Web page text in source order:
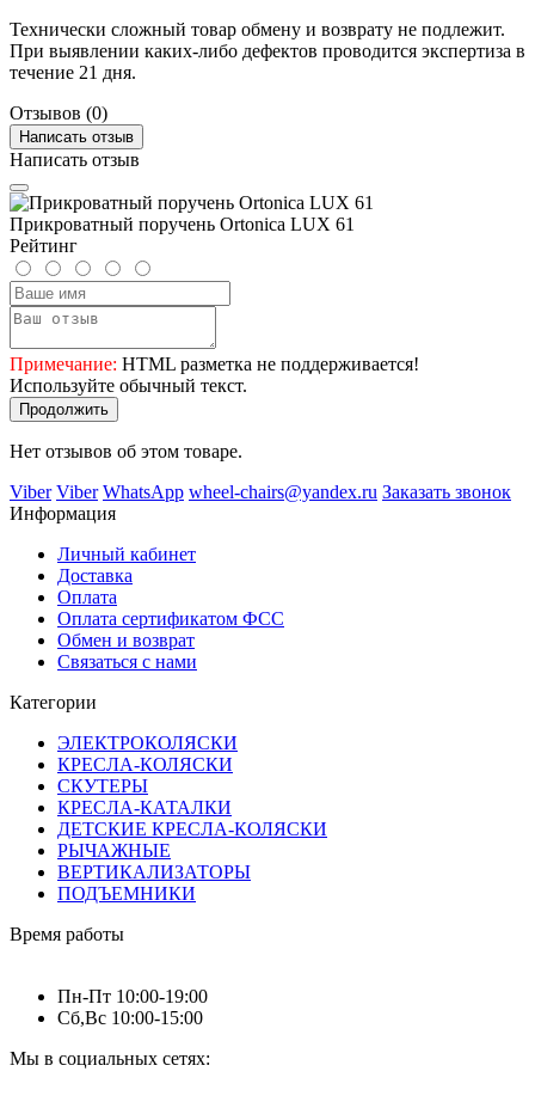
Технически сложный товар обмену и возврату не подлежит.
При выявлении каких-либо дефектов проводится экспертиза в
течение 21 дня.
Отзывов (0)
Написать отзыв
Написать отзыв
Прикроватный поручень Ortonica LUX 61
Рейтинг
Примечание: HTML разметка не поддерживается!
Используйте обычный текст.
Продолжить
Нет отзывов об этом товаре.
Viber Viber WhatsApp wheel-chairs@yandex.ru Заказать звонок
Информация
Личный кабинет
Доставка
Оплата
Оплата сертификатом ФСС
Обмен и возврат
Связаться с нами
Категории
ЭЛЕКТРОКОЛЯСКИ
КРЕСЛА-КОЛЯСКИ
СКУТЕРЫ
КРЕСЛА-КАТАЛКИ
ДЕТСКИЕ КРЕСЛА-КОЛЯСКИ
РЫЧАЖНЫЕ
ВЕРТИКАЛИЗАТОРЫ
ПОДЪЕМНИКИ
Время работы
Пн-Пт 10:00-19:00
Сб,Вс 10:00-15:00
Мы в социальных сетях: